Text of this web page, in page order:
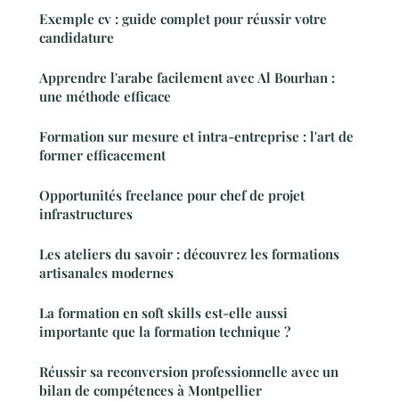
Exemple cv : guide complet pour réussir votre
candidature
Apprendre l'arabe facilement avec Al Bourhan :
une méthode efficace
Formation sur mesure et intra-entreprise : l'art de
former efficacement
Opportunités freelance pour chef de projet
infrastructures
Les ateliers du savoir : découvrez les formations
artisanales modernes
La formation en soft skills est-elle aussi
importante que la formation technique ?
Réussir sa reconversion professionnelle avec un
bilan de compétences à Montpellier